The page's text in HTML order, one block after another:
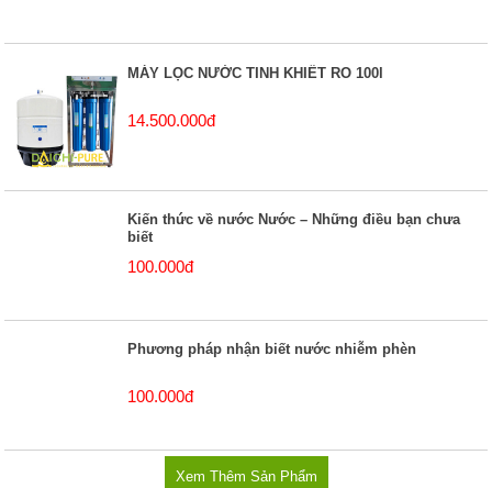
MÁY LỌC NƯỚC TINH KHIẾT RO 100l
14.500.000đ
Kiến thức về nước Nước – Những điều bạn chưa
biết
100.000đ
Phương pháp nhận biết nước nhiễm phèn
100.000đ
Xem Thêm Sản Phẩm